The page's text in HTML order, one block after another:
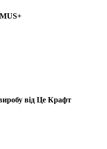
від Це Крафт